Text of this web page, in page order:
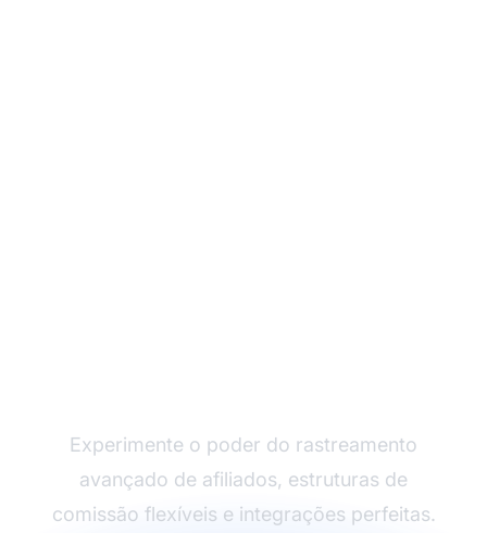
Experimente o poder do rastreamento
avançado de afiliados, estruturas de
comissão flexíveis e integrações perfeitas.